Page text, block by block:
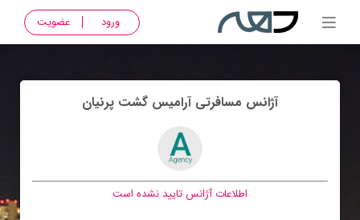
ورود عضویت
آژانس مسافرتی آراميس گشت پرنيان
اطلاعات آژانس تایید نشده است